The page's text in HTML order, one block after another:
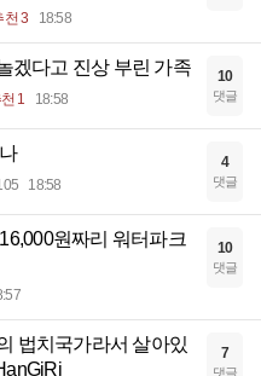
천 3 18:58
겠다고 진상 부린 가족
1 18:58
10
댓글
18:58
4
댓글
원짜리 워터파크
10
댓글
법치국가라서 살아있
7
댓글